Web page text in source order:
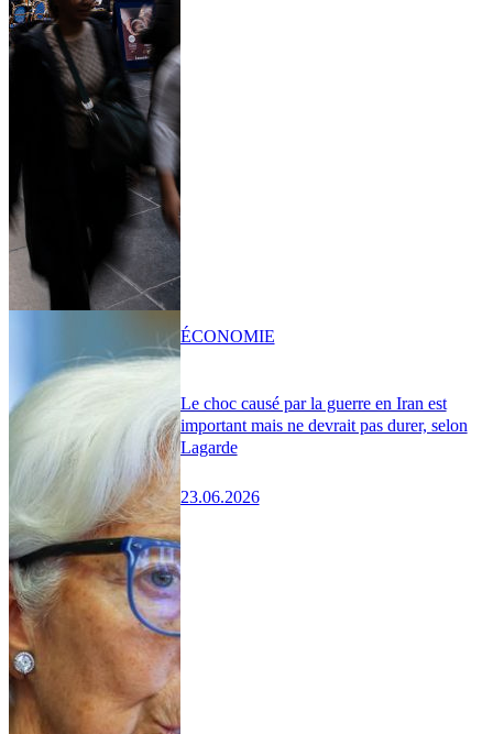
Le choc causé par la guerre en Iran est
important mais ne devrait pas durer, selon
Lagarde
23.06.2026
ÉCONOMIE